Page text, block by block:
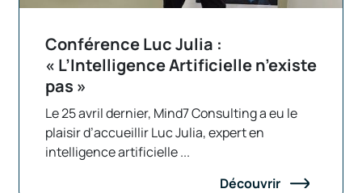
Conférence Luc Julia :
« L’Intelligence Artificielle n’existe
pas »
Le 25 avril dernier, Mind7 Consulting a eu le
plaisir d’accueillir Luc Julia, expert en
intelligence artificielle ...
Découvrir